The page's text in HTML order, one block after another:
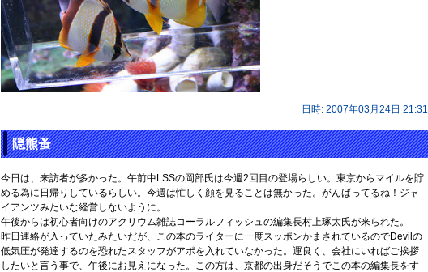
日時: 2007年03月24日 21:31
隠熊蚤
今日は、来訪者が多かった。午前中LSSの岡部氏は今週2回目の登場らしい。東京からマイルを貯
める為に日帰りしているらしい。今週は忙しく顔を見ることは無かった。がんばってるね！ジャ
イアンツみたいな経営しないように。
午後からは初心者向けのアクリウム雑誌コーラルフィッシュの編集長村上琢太氏が来られた。
昨日連絡が入っていたみたいだが、この本のライターに一度スッポンかまされているのでDevilの
低気圧が発達するのを恐れたスタッフがアポを入れていなかった。運良く、会社にいればご挨拶
したいと言う事で、午後にお見えになった。この方は、京都の出身だそうでこの本の編集長をす